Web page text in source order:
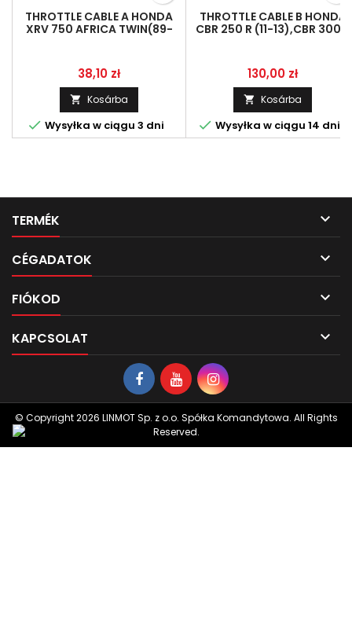
THROTTLE CABLE A HONDA
XRV 750 AFRICA TWIN(89-
Ár
38,10 zł
 Kosárba
 Wysyłka w ciągu 3 dni
THROTTLE CABLE B HONDA
CBR 250 R (11-13),CBR 300 R
Ár
130,00 zł
 Kosárba
 Wysyłka w ciągu 14 dni
TERMÉK 
CÉGADATOK 
FIÓKOD 
KAPCSOLAT 
© Copyright 2026 LINMOT Sp. z o.o. Spółka Komandytowa. All Rights
Reserved.